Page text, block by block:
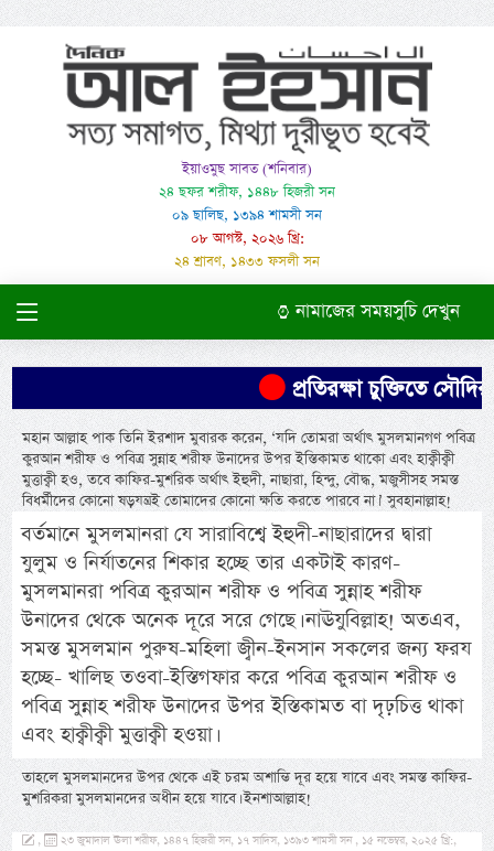
ইয়াওমুছ সাবত (শনিবার)
২৪ ছফর শরীফ, ১৪৪৮ হিজরী সন
০৯ ছালিছ, ১৩৯৪ শামসী সন
০৮ আগস্ট, ২০২৬ খ্রি:
২৪ শ্রাবণ, ১৪৩৩ ফসলী সন
নামাজের সময়সুচি দেখুন
প্রতিরক্ষা চুক্তিতে সৌদির
মহান আল্লাহ পাক তিনি ইরশাদ মুবারক করেন, ‘যদি তোমরা অর্থাৎ মুসলমানগণ পবিত্র
কুরআন শরীফ ও পবিত্র সুন্নাহ শরীফ উনাদের উপর ইস্তিকামত থাকো এবং হাক্বীক্বী
মুত্তাক্বী হও, তবে কাফির-মুশরিক অর্থাৎ ইহুদী, নাছারা, হিন্দু, বৌদ্ধ, মজুসীসহ সমস্ত
বিধর্মীদের কোনো ষড়যন্ত্রই তোমাদের কোনো ক্ষতি করতে পারবে না।’ সুবহানাল্লাহ!
বর্তমানে মুসলমানরা যে সারাবিশ্বে ইহুদী-নাছারাদের দ্বারা
যুলুম ও নির্যাতনের শিকার হচ্ছে তার একটাই কারণ-
মুসলমানরা পবিত্র কুরআন শরীফ ও পবিত্র সুন্নাহ শরীফ
উনাদের থেকে অনেক দূরে সরে গেছে। নাঊযুবিল্লাহ! অতএব,
সমস্ত মুসলমান পুরুষ-মহিলা জ্বীন-ইনসান সকলের জন্য ফরয
হচ্ছে- খালিছ তওবা-ইস্তিগফার করে পবিত্র কুরআন শরীফ ও
পবিত্র সুন্নাহ শরীফ উনাদের উপর ইস্তিকামত বা দৃঢ়চিত্ত থাকা
এবং হাক্বীক্বী মুত্তাক্বী হওয়া।
তাহলে মুসলমানদের উপর থেকে এই চরম অশান্তি দূর হয়ে যাবে এবং সমস্ত কাফির-
মুশরিকরা মুসলমানদের অধীন হয়ে যাবে। ইনশাআল্লাহ!
,
২৩ জুমাদাল ঊলা শরীফ, ১৪৪৭ হিজরী সন, ১৭ সাদিস, ১৩৯৩ শামসী সন , ১৫ নভেম্বর, ২০২৫ খ্রি:,